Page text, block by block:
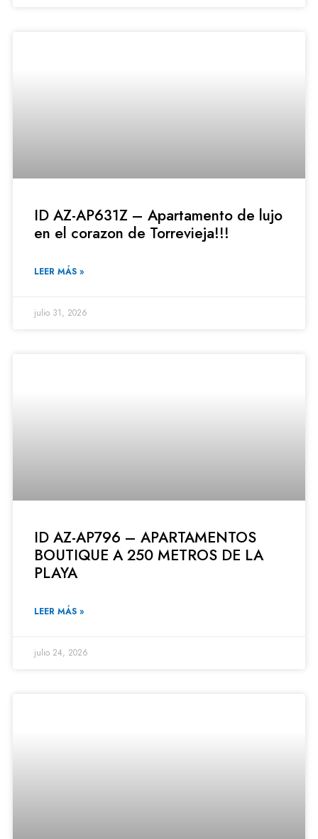
ID AZ-AP631Z – Apartamento de lujo
en el corazon de Torrevieja!!!
LEER MÁS »
julio 31, 2026
ID AZ-AP796 – APARTAMENTOS
BOUTIQUE A 250 METROS DE LA
PLAYA
LEER MÁS »
julio 24, 2026